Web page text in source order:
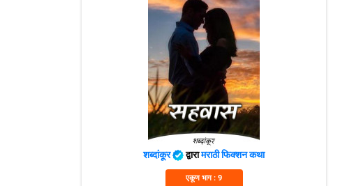
शब्दांकूर द्वारामराठी फिक्शन कथा
एकूण भाग : 9